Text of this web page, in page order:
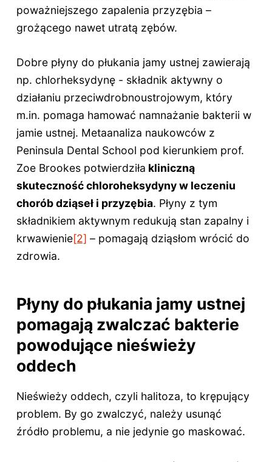
poważniejszego zapalenia przyzębia –
grożącego nawet utratą zębów.
Dobre płyny do płukania jamy ustnej zawierają
np. chlorheksydynę - składnik aktywny o
działaniu przeciwdrobnoustrojowym, który
m.in. pomaga hamować namnażanie bakterii w
jamie ustnej. Metaanaliza naukowców z
Peninsula Dental School pod kierunkiem prof.
Zoe Brookes potwierdziła kliniczną
skuteczność chloroheksydyny w leczeniu
chorób dziąseł i przyzębia. Płyny z tym
składnikiem aktywnym redukują stan zapalny i
krwawienie[2] – pomagają dziąsłom wrócić do
zdrowia.
Płyny do płukania jamy ustnej
pomagają zwalczać bakterie
powodujące nieświeży
oddech
Nieświeży oddech, czyli halitoza, to krępujący
problem. By go zwalczyć, należy usunąć
źródło problemu, a nie jedynie go maskować.